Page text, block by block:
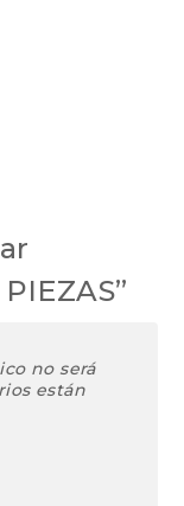
no será
están